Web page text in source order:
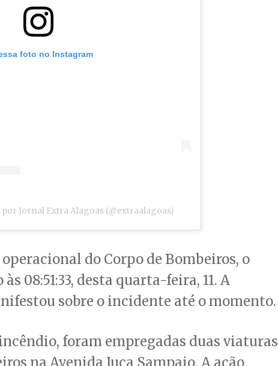
foto no Instagram
Jornal Extra Alagoas (@extraalagoas)
do Corpo de Bombeiros, o
08:51:33, desta quarta-feira, 11. A
sobre o incidente até o momento.
foram empregadas duas viaturas
na Avenida Juca Sampaio. A ação